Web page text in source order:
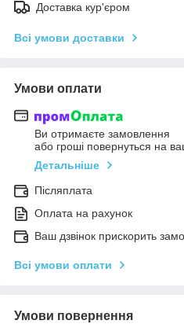
Доставка кур'єром
Всі умови доставки
Умови оплати
Ви отримаєте замовлення
або гроші повернуться на
Детальніше
Післяплата
Оплата на рахунок
Ваш дзвінок прискорить
Всі умови оплати
Умови повернення